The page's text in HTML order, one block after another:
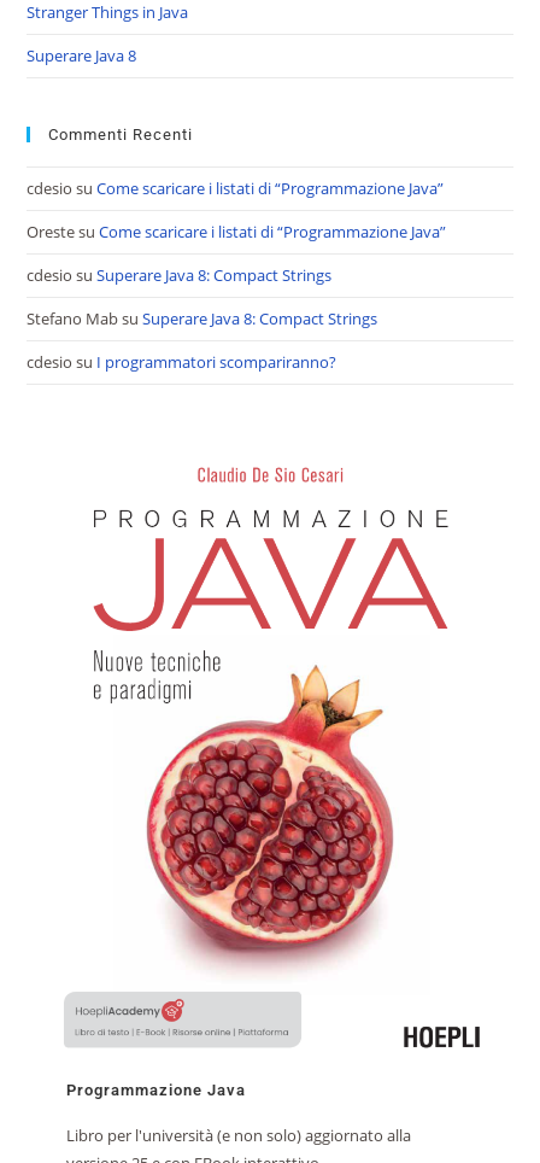
Stranger Things in Java
Superare Java 8
Commenti Recenti
cdesio suCome scaricare i listati di “Programmazione Java”
OrestesuCome scaricare i listati di “Programmazione Java”
cdesio suSuperare Java 8: Compact Strings
Stefano MabsuSuperare Java 8: Compact Strings
cdesio su I programmatori scompariranno?
Programmazione Java
Libro per l'università (e non solo) aggiornato alla